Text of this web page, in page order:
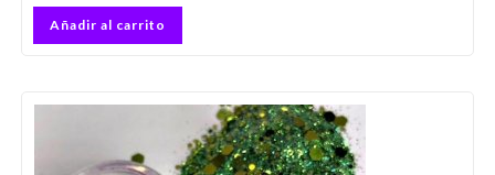
Añadir al carrito